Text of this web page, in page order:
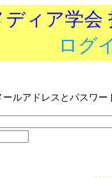
ディア学
ログ
ルアドレスとパスワー